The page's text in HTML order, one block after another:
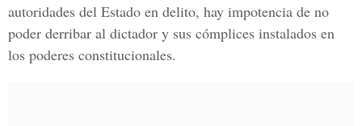
autoridades del Estado en delito, hay impotencia de no
poder derribar al dictador y sus cómplices instalados en
los poderes constitucionales.